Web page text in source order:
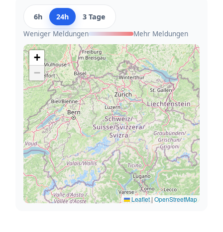
6h 24h
3 Tage
Weniger Meldungen
Mehr Meldungen
+
−
Leaflet| OpenStreetMap